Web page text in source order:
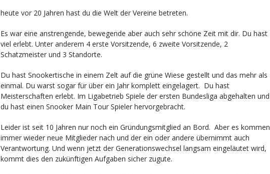
heute vor 20 Jahren hast du die Welt der Vereine betreten.
Es war eine anstrengende, bewegende aber auch sehr schöne Zeit mit dir. Du hast
viel erlebt. Unter anderem 4 erste Vorsitzende, 6 zweite Vorsitzende, 2
Schatzmeister und 3 Standorte.
Du hast Snookertische in einem Zelt auf die grüne Wiese gestellt und das mehr als
einmal. Du warst sogar für über ein Jahr komplett eingelagert. Du hast
Meisterschaften erlebt. Im Ligabetrieb Spiele der ersten Bundesliga abgehalten und
du hast einen Snooker Main Tour Spieler hervorgebracht.
Leider ist seit 10 Jahren nur noch ein Gründungsmitglied an Bord. Aber es kommen
immer wieder neue Mitglieder nach und der ein oder andere übernimmt auch
Verantwortung. Und wenn jetzt der Generationswechsel langsam eingeläutet wird,
kommt dies den zukünftigen Aufgaben sicher zugute.